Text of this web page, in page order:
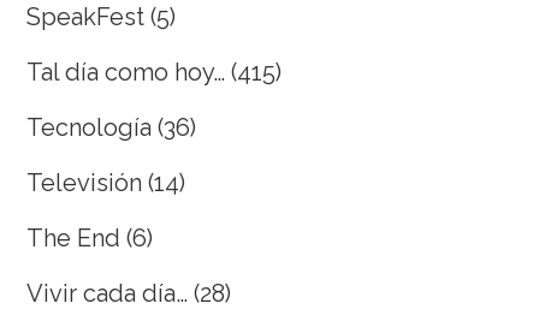
SpeakFest (5)
Tal día como hoy… (415)
Tecnología (36)
Televisión (14)
The End (6)
Vivir cada día… (28)